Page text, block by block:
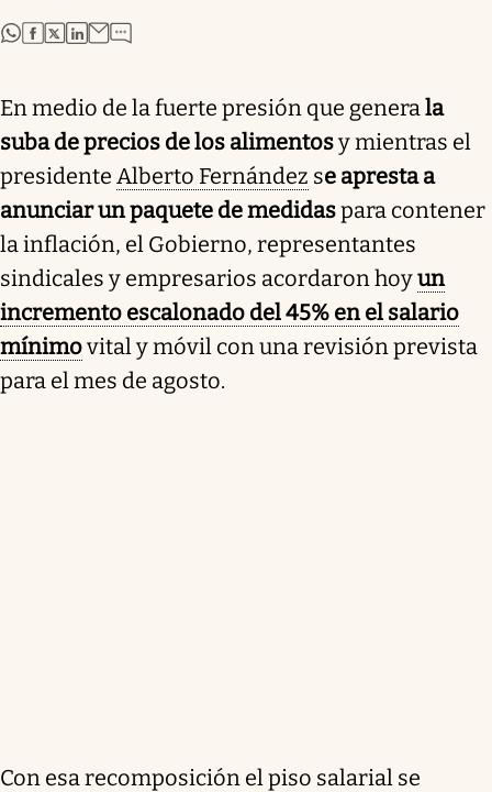
abre en nueva pestaña
abre en nueva pestaña
abre en nueva pestaña
abre en nueva pestaña
En medio de la fuerte presión que generala
suba de precios de los alimentosy mientras el
presidente Alberto Fernández se apresta a
anunciar un paquete de medidaspara contener
la inflación, el Gobierno, representantes
sindicales y empresarios acordaron hoyun
incremento escalonado del 45% en el salario
mínimovital y móvil con una revisión prevista
para el mes de agosto.
Con esa recomposición el piso salarial se